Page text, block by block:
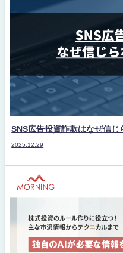
SNS広告投資詐欺はなぜ信じ
2025.12.29